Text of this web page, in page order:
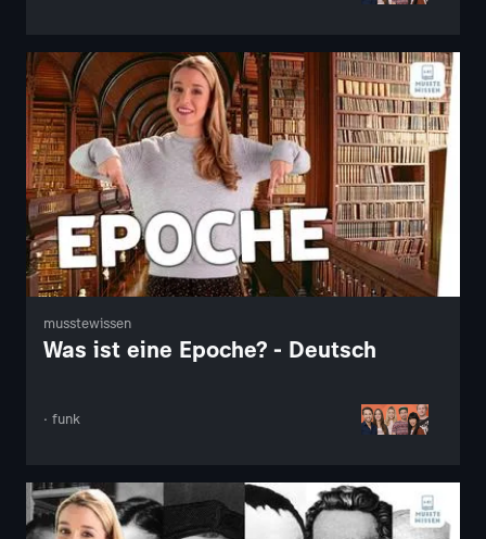
musstewissen
Was ist eine Epoche? - Deutsch
· funk